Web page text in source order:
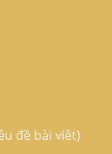
đề bài viêt)